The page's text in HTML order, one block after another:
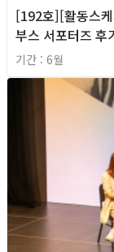
[192호][활동스
부스 서포터즈 후
기간 : 6월